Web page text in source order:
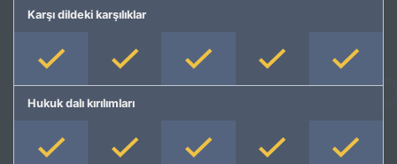
Karşı dildeki karşılıklar
Hukuk dalı kırılımları